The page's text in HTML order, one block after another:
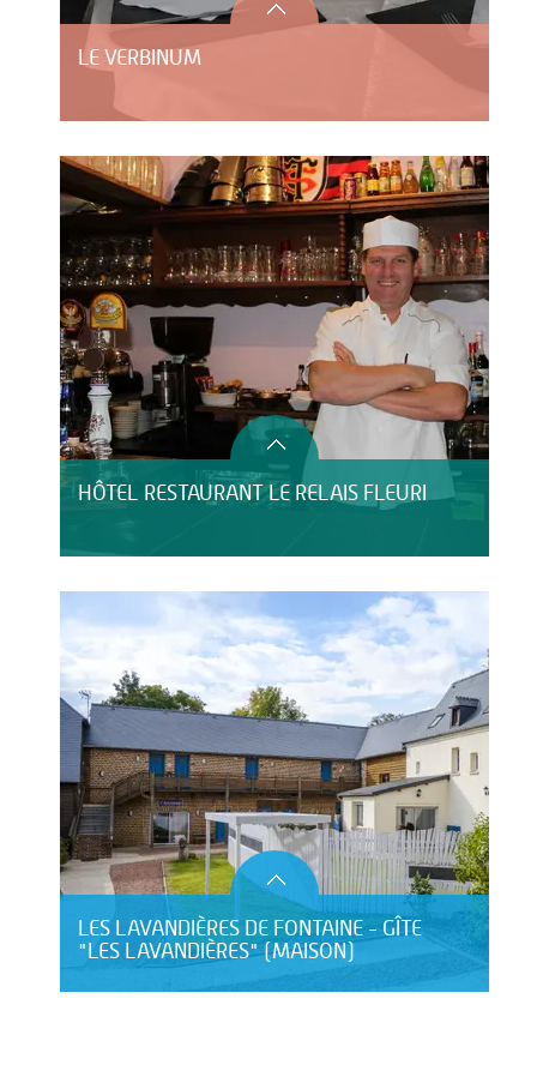
LE VERBINUM
HÔTEL RESTAURANT LE RELAIS FLEURI
LES LAVANDIÈRES DE FONTAINE - GÎTE
"LES LAVANDIÈRES" (MAISON)